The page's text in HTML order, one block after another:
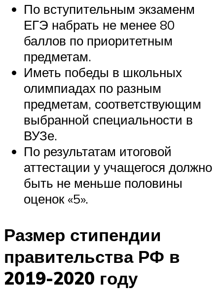
По вступительным экзаменм
ЕГЭ набрать не менее 80
баллов по приоритетным
предметам.
Иметь победы в школьных
олимпиадах по разным
предметам, соответствующим
выбранной специальности в
ВУЗе.
По результатам итоговой
аттестации у учащегося должно
быть не меньше половины
оценок «5».
Размер стипендии
правительства РФ в
2019-2020 году